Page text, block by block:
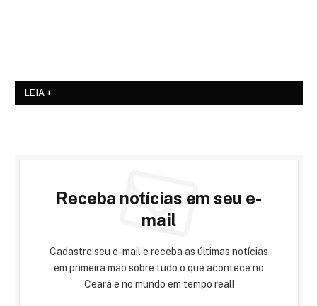
LEIA +
Receba notícias em seu e-
mail
Cadastre seu e-mail e receba as últimas notícias
em primeira mão sobre tudo o que acontece no
Ceará e no mundo em tempo real!